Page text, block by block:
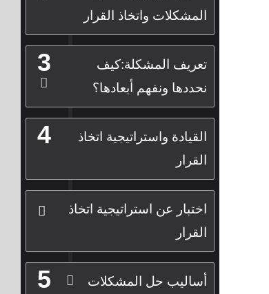
المشكلات واتخاذ القرار
تعريف المشكلة:كيف
نحددها ونفهم أبعادها؟
3
القيادة واستراتيجية اتخاذ
القرار
4
اختبار عن استراتيجية اتخاذ
القرار
أساليب حل المشكلات 5